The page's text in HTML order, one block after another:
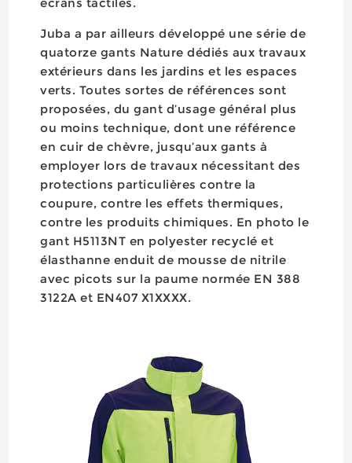
Juba a par ailleurs développé une série de
quatorze gants Nature dédiés aux travaux
extérieurs dans les jardins et les espaces
verts. Toutes sortes de références sont
proposées, du gant d’usage général plus
ou moins technique, dont une référence
en cuir de chèvre, jusqu’aux gants à
employer lors de travaux nécessitant des
protections particulières contre la
coupure, contre les effets thermiques,
contre les produits chimiques. En photo le
gant H5113NT en polyester recyclé et
élasthanne enduit de mousse de nitrile
avec picots sur la paume normée EN 388
3122A et EN407 X1XXXX.